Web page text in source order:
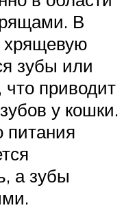
В
хрящевую
зубы или
приводит
у кошки.
питания
а зубы